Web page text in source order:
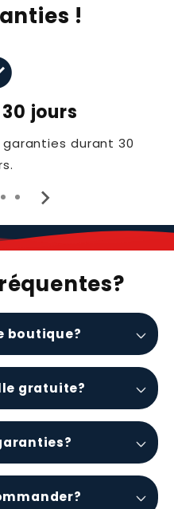
!
jours
durant 30
boutique?
gratuite?